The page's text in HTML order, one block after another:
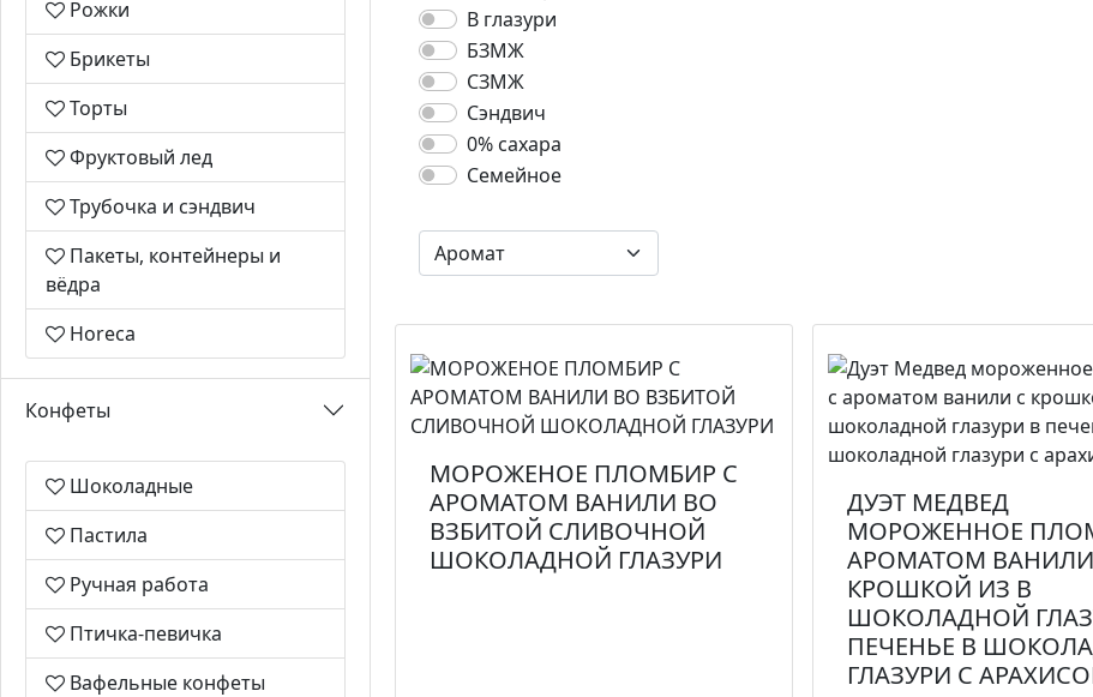
Рожки
Брикеты
Торты
Фруктовый лед
Трубочка и сэндвич
Пакеты, контейнеры и
вёдра
Horeca
Конфеты
Шоколадные
Пастила
Ручная работа
Птичка-певичка
Вафельные конфеты
В глазури
БЗМЖ
СЗМЖ
Сэндвич
0% сахара
Семейное
МОРОЖЕНОЕ ПЛОМБИР С
АРОМАТОМ ВАНИЛИ ВО
ВЗБИТОЙ СЛИВОЧНОЙ
ШОКОЛАДНОЙ ГЛАЗУРИ
ДУЭТ МЕДВЕД
МОРОЖЕННОЕ
АРОМАТОМ
КРОШКОЙ ИЗ В
ШОКОЛАДНОЙ
ПЕЧЕНЬЕ В
ГЛАЗУРИ С